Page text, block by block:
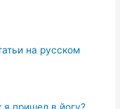
на русском